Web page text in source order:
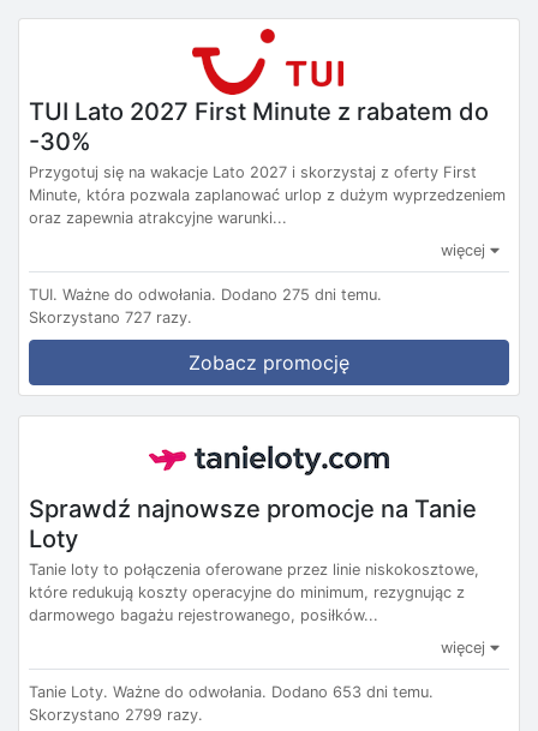
TUI Lato 2027 First Minute z rabatem do
-30%
Przygotuj się na wakacje Lato 2027 i skorzystaj z oferty First
Minute, która pozwala zaplanować urlop z dużym wyprzedzeniem
oraz zapewnia atrakcyjne warunki...
więcej
TUI. Ważne do odwołania. Dodano 275 dni temu.
Skorzystano 727 razy.
Zobacz promocję
Sprawdź najnowsze promocje na Tanie
Loty
Tanie loty to połączenia oferowane przez linie niskokosztowe,
które redukują koszty operacyjne do minimum, rezygnując z
darmowego bagażu rejestrowanego, posiłków...
więcej
Tanie Loty. Ważne do odwołania. Dodano 653 dni temu.
Skorzystano 2799 razy.